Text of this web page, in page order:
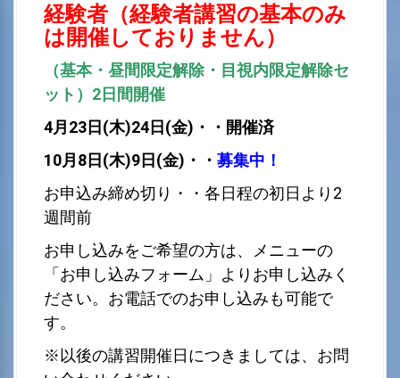
経験者（経験者講習の基本のみ
は開催しておりません）
（基本・昼間限定解除・目視内限定解除セ
ット）2日間開催
4月23日(木)24日(金)・・開催済
10月8日(木)9日(金)・・ 募集中！
お申込み締め切り・・各日程の初日より2
週間前
お申し込みをご希望の方は、メニューの
「お申し込みフォーム」よりお申し込みく
ださい。お電話でのお申し込みも可能で
す。
※以後の講習開催日につきましては、お問